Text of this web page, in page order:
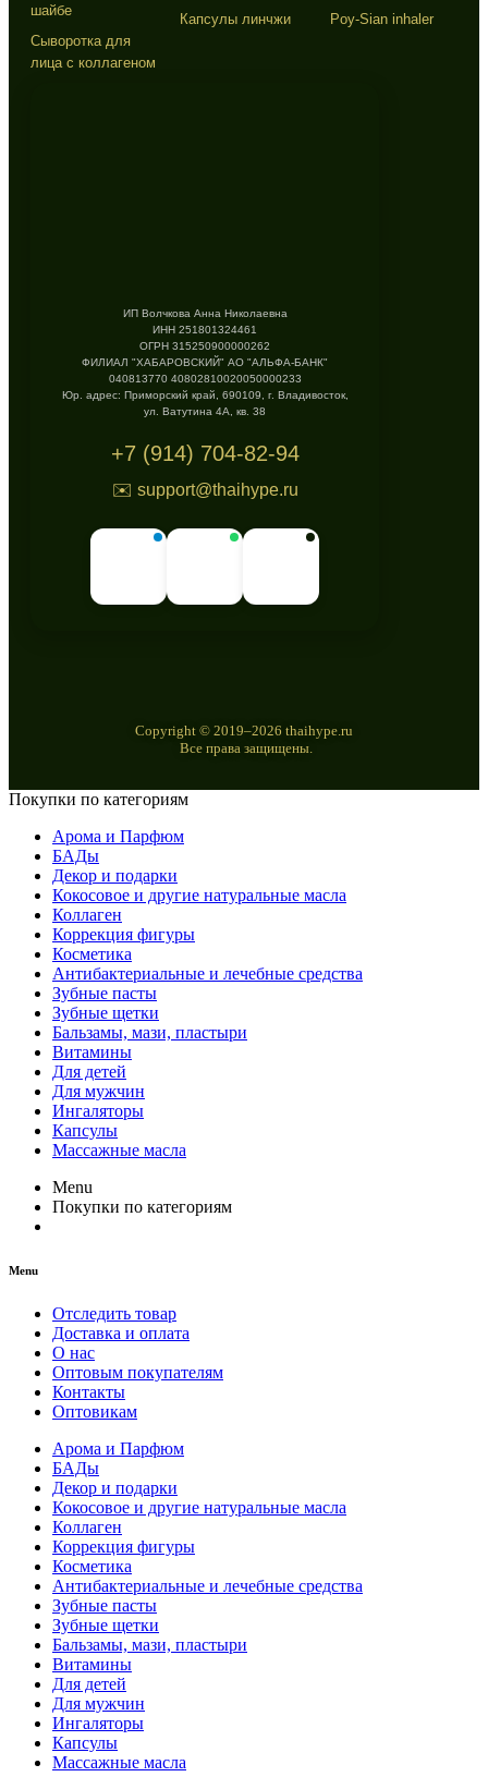
шайбе
Сыворотка для
лица с коллагеном
Капсулы линчжи
Poy-Sian inhaler
ИП Волчкова Анна Николаевна
ИНН 251801324461
ОГРН 315250900000262
ФИЛИАЛ "ХАБАРОВСКИЙ" АО "АЛЬФА-БАНК"
040813770 40802810020050000233
Юр. адрес: Приморский край, 690109, г. Владивосток,
ул. Ватутина 4А, кв. 38
+7 (914) 704-82-94
✉️ support@thaihype.ru
Copyright © 2019–2026 thaihype.ru
Все права защищены.
Покупки по категориям
Арома и Парфюм
БАДы
Декор и подарки
Кокосовое и другие натуральные масла
Коллаген
Коррекция фигуры
Косметика
Антибактериальные и лечебные средства
Зубные пасты
Зубные щетки
Бальзамы, мази, пластыри
Витамины
Для детей
Для мужчин
Ингаляторы
Капсулы
Массажные масла
Menu
Покупки по категориям
Menu
Отследить товар
Доставка и оплата
О нас
Оптовым покупателям
Контакты
Оптовикам
Арома и Парфюм
БАДы
Декор и подарки
Кокосовое и другие натуральные масла
Коллаген
Коррекция фигуры
Косметика
Антибактериальные и лечебные средства
Зубные пасты
Зубные щетки
Бальзамы, мази, пластыри
Витамины
Для детей
Для мужчин
Ингаляторы
Капсулы
Массажные масла